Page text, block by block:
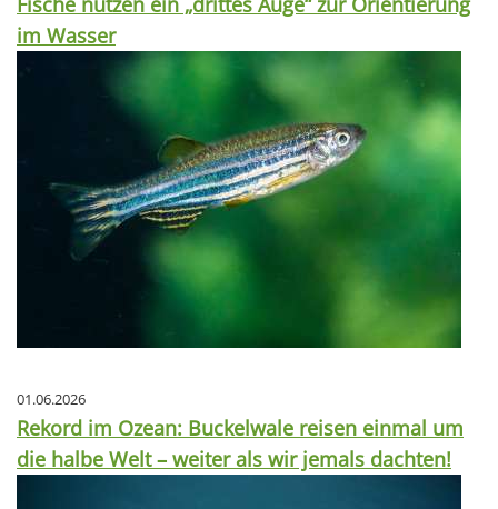
im Wasser
01.06.2026
Rekord im Ozean: Buckelwale reisen einmal um
die halbe Welt – weiter als wir jemals dachten!